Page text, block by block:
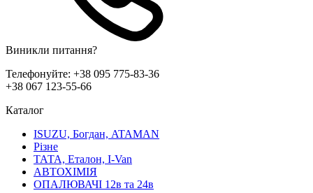
Виникли питання?
Телефонуйте: +38 095 775-83-36
+38 067 123-55-66
Каталог
ISUZU, Богдан, ATAMAN
Різне
ТАТА, Еталон, I-Van
АВТОХІМІЯ
ОПАЛЮВАЧІ 12в та 24в